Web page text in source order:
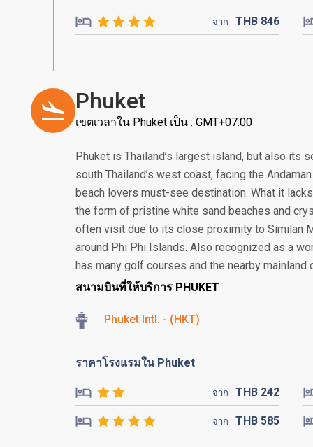
จาก THB 846
Phuket
เขตเวลาใน Phuket เป็น : GMT+07:00
Phuket is Thailand’s largest island, but also its
south Thailand’s west coast, facing the
beach lovers must-see destination. What it
the form of pristine white sand beaches and
often visit due to its close proximity to Similan
around Phi Phi Islands. Also recognized as a
has many golf courses and the nearby
สนามบินที่ให้บริการ PHUKET
Phuket Intl. - (HKT)
ราคาโรงแรมใน Phuket
จาก THB 242
จาก THB 585